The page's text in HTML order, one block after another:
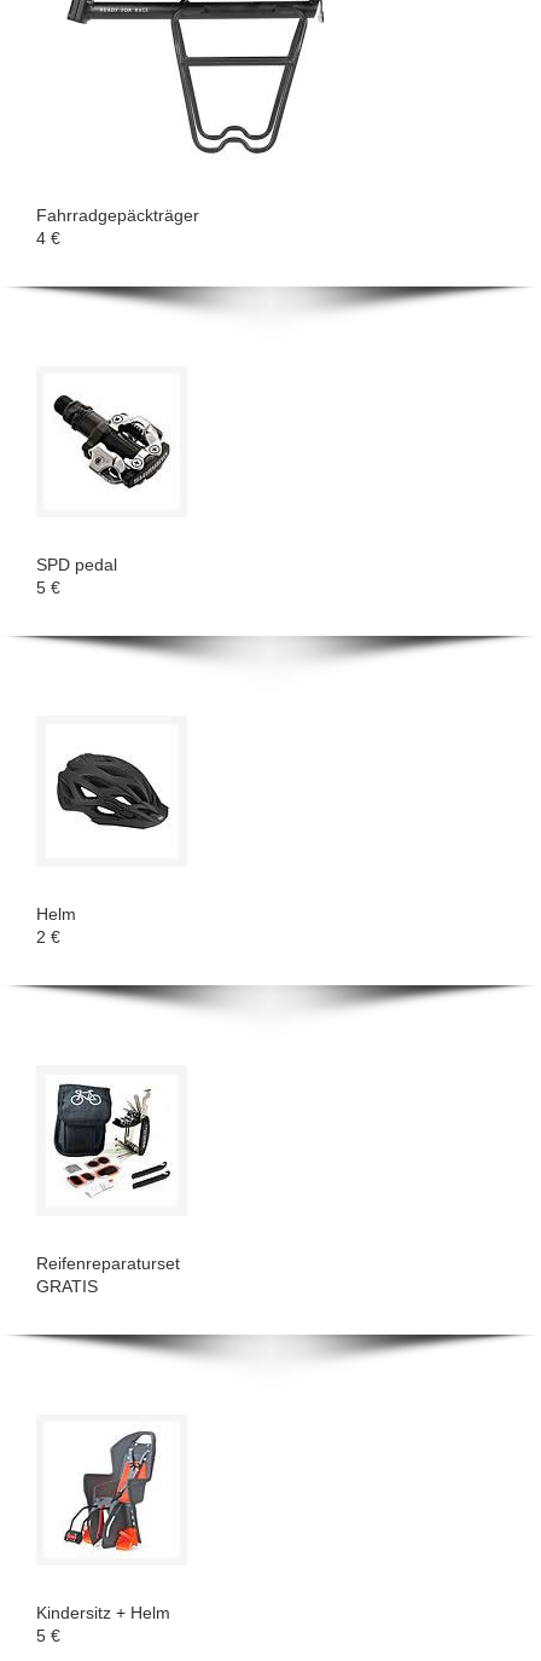
Fahrradgepäckträger
4 €
SPD pedal
5 €
Helm
2 €
Reifenreparaturset
GRATIS
Kindersitz + Helm
5 €